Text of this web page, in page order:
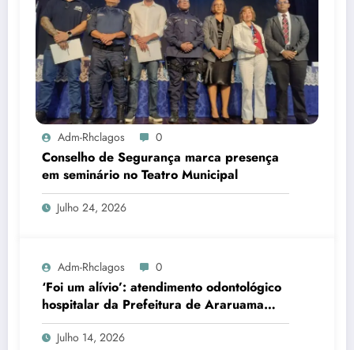
Adm-Rhclagos 0
Conselho de Segurança marca presença
em seminário no Teatro Municipal
Julho 24, 2026
Adm-Rhclagos 0
‘Foi um alívio’: atendimento odontológico
hospitalar da Prefeitura de Araruama
transforma rotina de famílias atípicas
Julho 14, 2026